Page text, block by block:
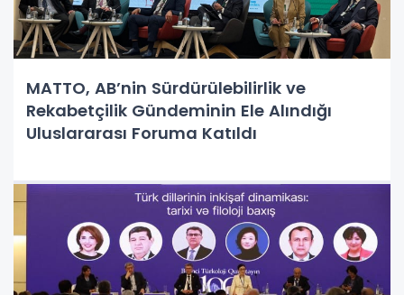
MATTO, AB’nin Sürdürülebilirlik ve
Rekabetçilik Gündeminin Ele Alındığı
Uluslararası Foruma Katıldı